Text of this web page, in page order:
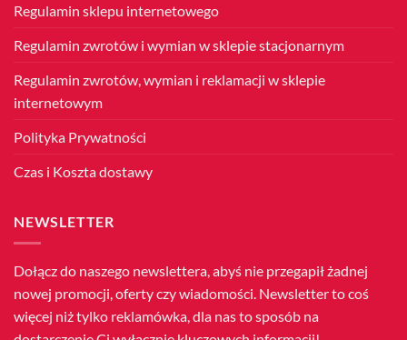
Regulamin sklepu internetowego
Regulamin zwrotów i wymian w sklepie stacjonarnym
Regulamin zwrotów, wymian i reklamacji w sklepie
internetowym
Polityka Prywatności
Czas i Koszta dostawy
NEWSLETTER
Dołącz do naszego newslettera, abyś nie przegapił żadnej
nowej promocji, oferty czy wiadomości. Newsletter to coś
więcej niż tylko reklamówka, dla nas to sposób na